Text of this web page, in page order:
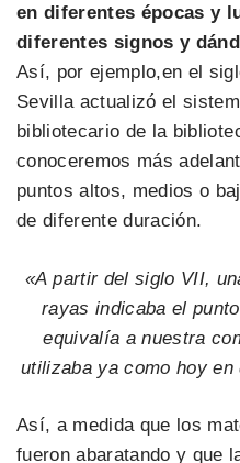
en diferentes épocas y
diferentes signos y
Así, por ejemplo,en el
Sevilla actualizó el
bibliotecario de la
conoceremos más
puntos altos, medios o
de diferente duración.
«A partir del siglo VII,
rayas indicaba el
equivalía a nuestra
utilizaba ya como hoy en
Así, a medida que los
fueron abaratando y que